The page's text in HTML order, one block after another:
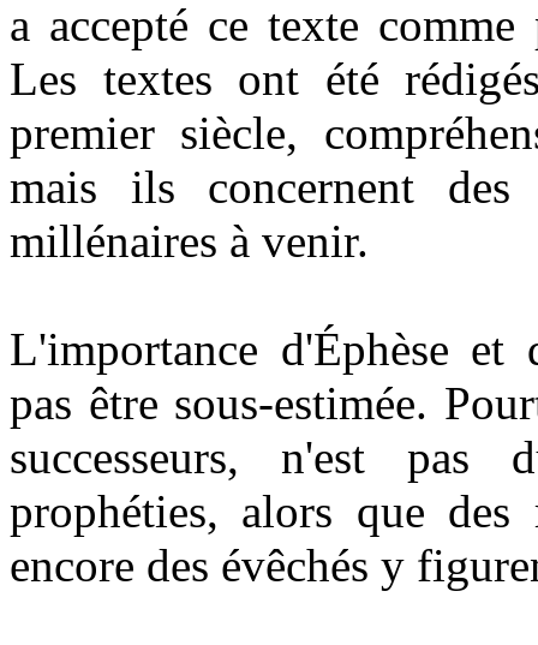
a accepté ce texte
Les textes ont été
premier siècle,
mais ils concernent des
millénaires à venir.
L'importance d'Éphèse
pas être sous-estimée.
successeurs, n'est pas
prophéties, alors que des
encore des évêchés y